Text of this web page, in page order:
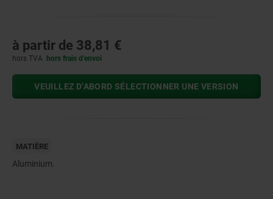
à partir de 38,81 €
hors TVA hors frais d’envoi
VEUILLEZ D’ABORD SÉLECTIONNER UNE VERSION
MATIÈRE
Aluminium.